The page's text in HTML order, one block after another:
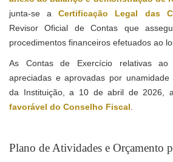
junta-se aCertificação Legal das
Revisor Oficial de Contas que
procedimentos financeiros efetuados ao
As Contas de Exercício relativas
apreciadas e aprovadas por unamidade
da Instituição, a 10 de abril de 2026,
favorável do Conselho Fiscal
Plano de Atividades e Orçamento